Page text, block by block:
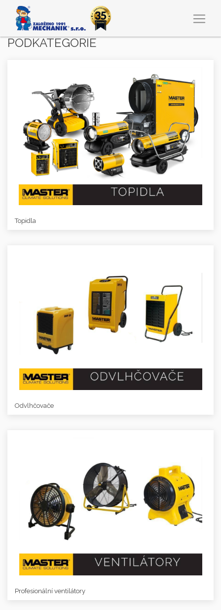
PODKATEGORIE
Topidla
Odvlhčovače
Profesionální ventilátory